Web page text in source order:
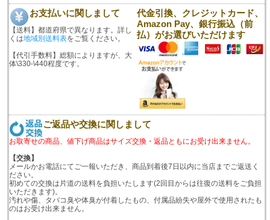
お支払いに関しまして
【送料】都道府県で異なります。詳し
くは地域別送料表をご覧ください。
【代引手数料】総額によりますが、大
体\330-\440程度です。
代金引換、クレジットカード、
Amazon Pay、銀行振込（前
払）がお選びいただけます
ご返品や交換に関しまして
お取寄せの商品、値下げ商品はサイズ交換・返品ともにお受け出来ません。
【交換】
メールかお電話にてご一報いただき、商品到着後7日以内に当店までご返送く
ださい。
初めての交換は片道の送料を負担いたします(2回目からは往復の送料をご負担
いただきます)。
汚れや傷、タバコ臭や体臭が付着したもの、付属品紛失や屋外で使用されたも
のはお受け出来ません。